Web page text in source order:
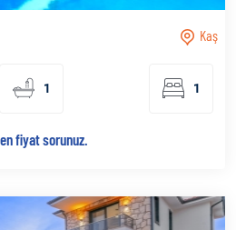
Kaş
1 1
fiyat sorunuz.